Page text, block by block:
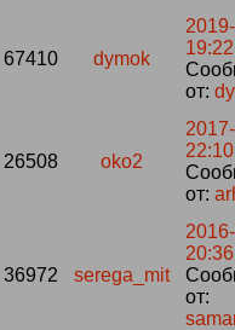
67410 dymok
19:22
от:
26508 oko2
22:10
от:
36972 serega_mit
20:36
от: